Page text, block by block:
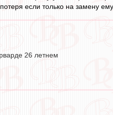
если только на замену
26 летнем